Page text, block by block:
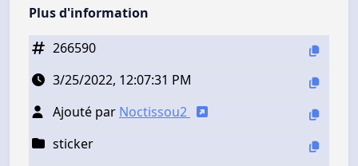
Plus d'information
266590
3/25/2022, 12:07:31 PM
Ajouté par Noctissou2
sticker